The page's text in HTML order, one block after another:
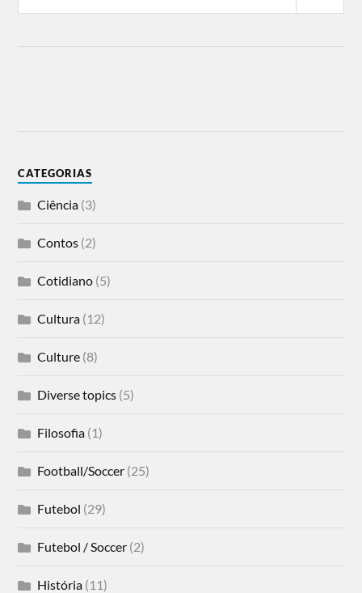
CATEGORIAS
Ciência (3)
Contos (2)
Cotidiano (5)
Cultura (12)
Culture (8)
Diverse topics (5)
Filosofia (1)
Football/Soccer (25)
Futebol (29)
Futebol / Soccer (2)
História (11)